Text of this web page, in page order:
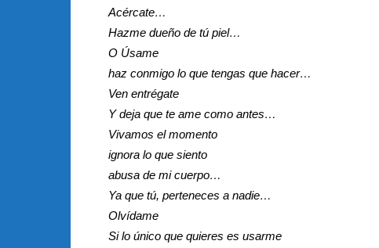
Acércate…
Hazme dueño de tú piel…
O Úsame
haz conmigo lo que tengas que hacer…
Ven entrégate
Y deja que te ame como antes…
Vivamos el momento
ignora lo que siento
abusa de mi cuerpo…
Ya que tú, perteneces a nadie…
Olvídame
Si lo único que quieres es usarme